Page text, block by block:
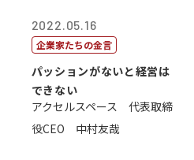
2022.05.16
企業家たちの金言
パッションがないと経営は
できない
アクセルスペース 代表取締
役CEO 中村友哉